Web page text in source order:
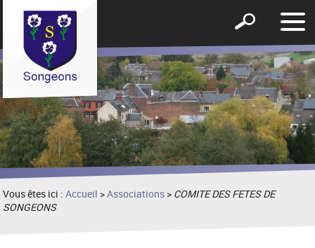
le
Afficher
formulaire
de
recherche
Vous êtes ici :Accueil >Associations > COMITE DES FETES DE
SONGEONS